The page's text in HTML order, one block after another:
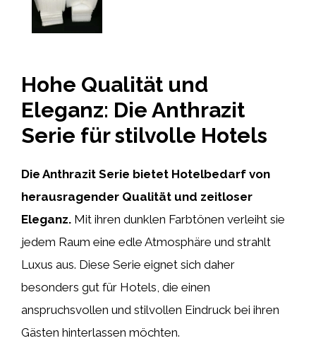
Hohe Qualität und
Eleganz: Die Anthrazit
Serie für stilvolle Hotels
Die Anthrazit Serie bietet Hotelbedarf von
herausragender Qualität und zeitloser
Eleganz. Mit ihren dunklen Farbtönen verleiht sie
jedem Raum eine edle Atmosphäre und strahlt
Luxus aus. Diese Serie eignet sich daher
besonders gut für Hotels, die einen
anspruchsvollen und stilvollen Eindruck bei ihren
Gästen hinterlassen möchten.